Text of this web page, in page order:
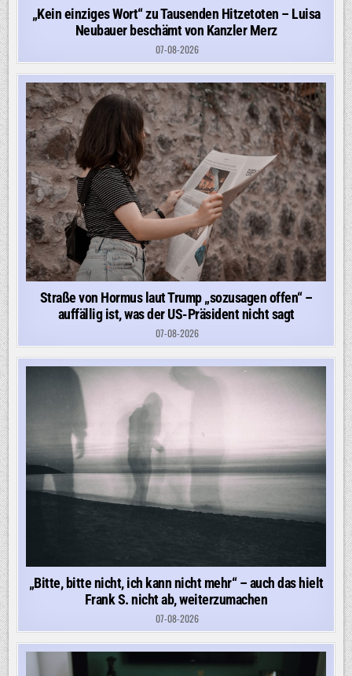
„Kein einziges Wort“ zu Tausenden Hitzetoten – Luisa
Neubauer beschämt von Kanzler Merz
07-08-2026
Straße von Hormus laut Trump „sozusagen offen“ –
auffällig ist, was der US-Präsident nicht sagt
07-08-2026
„Bitte, bitte nicht, ich kann nicht mehr“ – auch das hielt
Frank S. nicht ab, weiterzumachen
07-08-2026